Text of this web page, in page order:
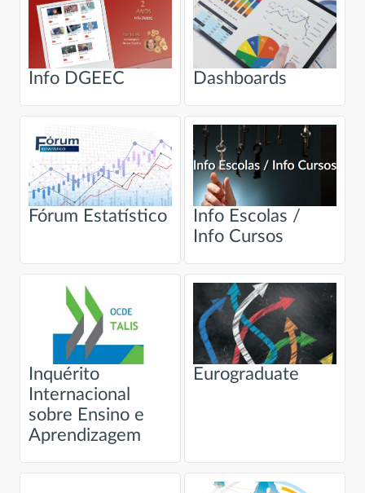
Info DGEEC Dashboards
Fórum Estatístico
Info Escolas /
Info Cursos
Inquérito
Internacional
sobre Ensino e
Aprendizagem
Eurograduate